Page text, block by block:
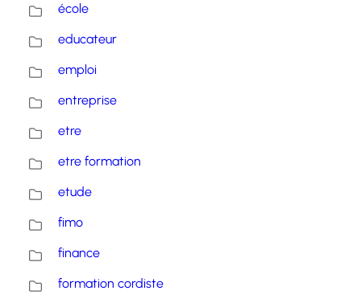
école
educateur
emploi
entreprise
etre
etre formation
etude
fimo
finance
formation cordiste